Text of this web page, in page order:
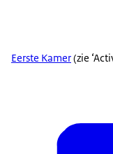
Eerste Kamer(zie